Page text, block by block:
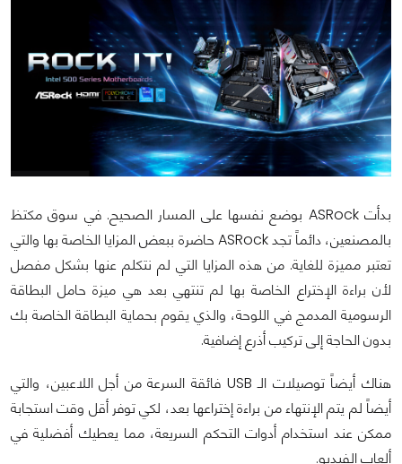
بدأت ASRock بوضع نفسها على المسار الصحيح. في سوق مكتظ
بالمصنعين، دائماً تجد ASRock حاضرة ببعض المزايا الخاصة بها والتي
تعتبر مميزة للغاية. من هذه المزايا التي لم نتكلم عنها بشكل مفصل
لأن براءة الإختراع الخاصة بها لم تنتهي بعد هي ميزة حامل البطاقة
الرسومية المدمج في اللوحة، والذي يقوم بحماية البطاقة الخاصة بك
بدون الحاجة إلى تركيب أذرع إضافية.
هناك أيضاً توصيلات الـ USB فائقة السرعة من أجل اللاعبين، والتي
أيضاً لم يتم الإنتهاء من براءة إختراعها بعد، لكي توفر أقل وقت استجابة
ممكن عند استخدام أدوات التحكم السريعة، مما يعطيك أفضلية في
ألعاب الفيديو.